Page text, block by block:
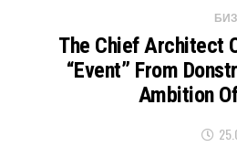
The Chief Architect
“Event” From
Ambition